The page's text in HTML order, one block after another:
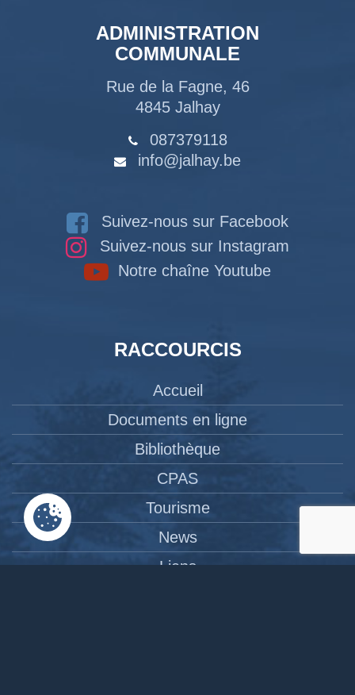
ADMINISTRATION
COMMUNALE
Rue de la Fagne, 46
4845 Jalhay
087379118
info@jalhay.be
Suivez-nous sur Facebook
Suivez-nous sur Instagram
Notre chaîne Youtube
RACCOURCIS
Accueil
Documents en ligne
Bibliothèque
CPAS
Tourisme
News
Liens